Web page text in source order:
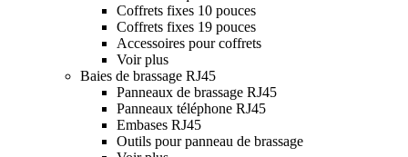
Coffrets fixes 10 pouces
Coffrets fixes 19 pouces
Accessoires pour coffrets
Voir plus
Baies de brassage RJ45
Panneaux de brassage RJ45
Panneaux téléphone RJ45
Embases RJ45
Outils pour panneau de brassage